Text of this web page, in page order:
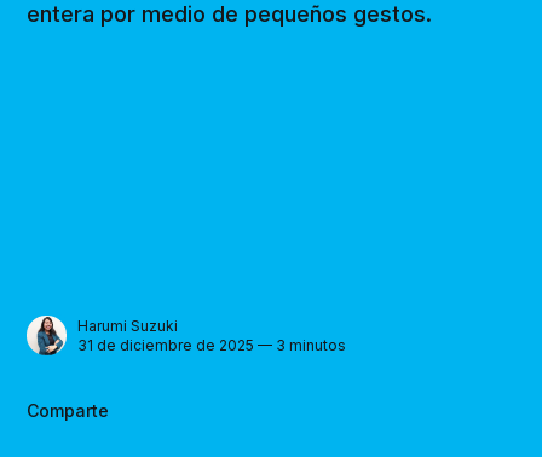
entera por medio de pequeños gestos.
Harumi Suzuki
31 de diciembre de 2025 — 3 minutos
Comparte